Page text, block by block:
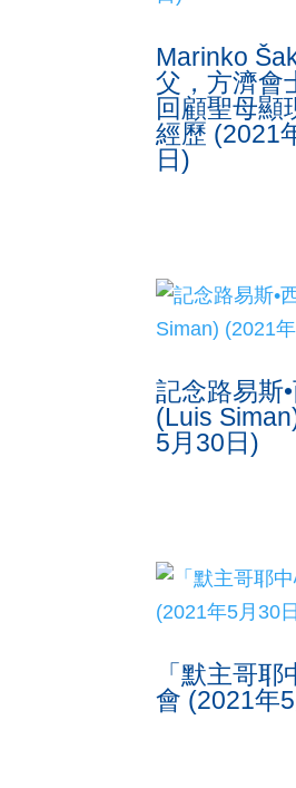
Marinko
父，方濟會
回顧聖母顯
經歷 (2021
日)
記念路易斯
(Luis
5月30日)
「默主哥
會 (2021年